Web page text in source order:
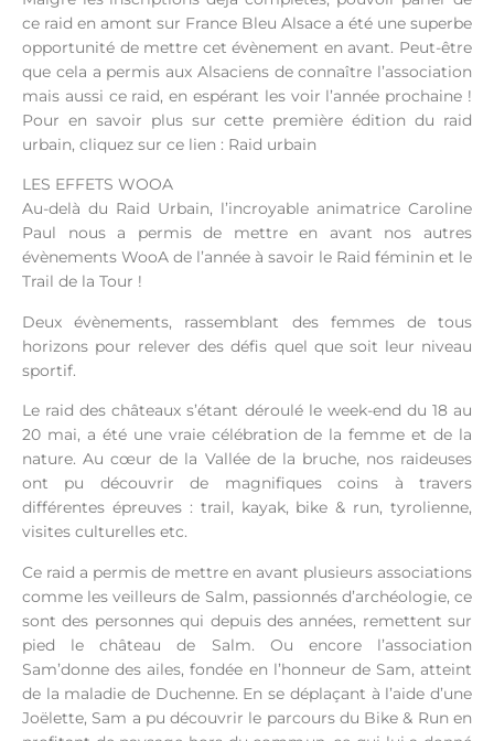
ce raid en amont sur France Bleu Alsace a été une superbe
opportunité de mettre cet évènement en avant. Peut-être
que cela a permis aux Alsaciens de connaître l’association
mais aussi ce raid, en espérant les voir l’année prochaine !
Pour en savoir plus sur cette première édition du raid
urbain, cliquez sur ce lien : Raid urbain
LES EFFETS WOOA
Au-delà du Raid Urbain, l’incroyable animatrice Caroline
Paul nous a permis de mettre en avant nos autres
évènements WooA de l’année à savoir le Raid féminin et le
Trail de la Tour !
Deux évènements, rassemblant des femmes de tous
horizons pour relever des défis quel que soit leur niveau
sportif.
Le raid des châteaux s’étant déroulé le week-end du 18 au
20 mai, a été une vraie célébration de la femme et de la
nature. Au cœur de la Vallée de la bruche, nos raideuses
ont pu découvrir de magnifiques coins à travers
différentes épreuves : trail, kayak, bike & run, tyrolienne,
visites culturelles etc.
Ce raid a permis de mettre en avant plusieurs associations
comme les veilleurs de Salm, passionnés d’archéologie, ce
sont des personnes qui depuis des années, remettent sur
pied le château de Salm. Ou encore l’association
Sam’donne des ailes, fondée en l’honneur de Sam, atteint
de la maladie de Duchenne. En se déplaçant à l’aide d’une
Joëlette, Sam a pu découvrir le parcours du Bike & Run en